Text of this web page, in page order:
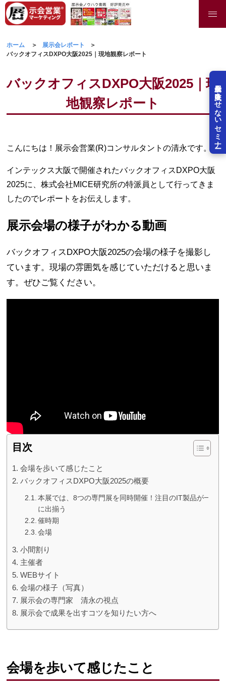
展示会を失敗させないセミナー
ホーム
展示会レポート
バックオフィスDXPO大阪2025｜現地観察レポート
バックオフィスDXPO大阪2025｜現
地観察レポート
こんにちは！展示会営業(R)コンサルタントの清永です。
インテックス大阪で開催されたバックオフィスDXPO大阪
2025に、株式会社MICE研究所の特派員として行ってきま
したのでレポートをお伝えします。
展示会場の様子がわかる動画
バックオフィスDXPO大阪2025の会場の様子を撮影し
ています。現場の雰囲気を感じていただけると思いま
す。ぜひご覧ください。
目次
会場を歩いて感じたこと
バックオフィスDXPO大阪2025の概要
本展では、8つの専門展を同時開催！注目のIT製品が一堂
に出揃う
催時期
会場
小間割り
主催者
WEBサイト
会場の様子（写真）
展示会の専門家 清永の視点
展示会で成果を出すコツを知りたい方へ
会場を歩いて感じたこと